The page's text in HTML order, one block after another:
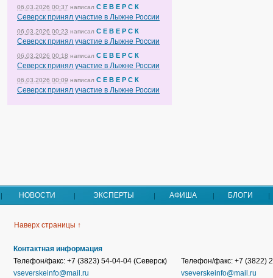
06.03.2026 00:37 написал С Е В Е Р С К
Северск принял участие в Лыжне России
06.03.2026 00:23 написал С Е В Е Р С К
Северск принял участие в Лыжне России
06.03.2026 00:18 написал С Е В Е Р С К
Северск принял участие в Лыжне России
06.03.2026 00:09 написал С Е В Е Р С К
Северск принял участие в Лыжне России
НОВОСТИ ЭКСПЕРТЫ АФИША БЛОГИ
Наверх страницы ↑
Контактная информация
Телефон/факс: +7 (3823) 54-04-04 (Северск)
vseverskeinfo@mail.ru
Телефон/факс: +7 (3822)
vseverskeinfo@mail.ru